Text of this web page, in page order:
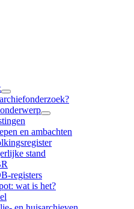
en ambachten
stand
registers
wat is het?